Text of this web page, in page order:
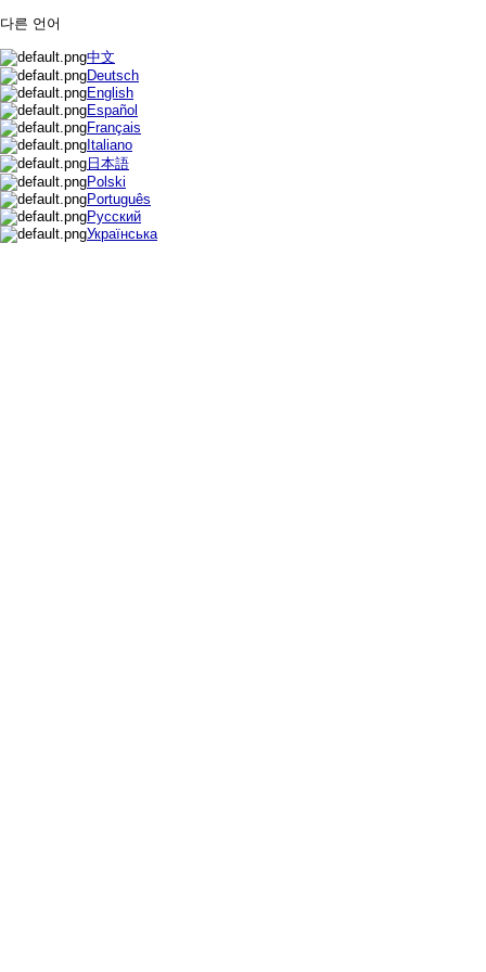
다른 언어
中文
Deutsch
English
Español
Français
Italiano
日本語
Polski
Português
Русский
Українська